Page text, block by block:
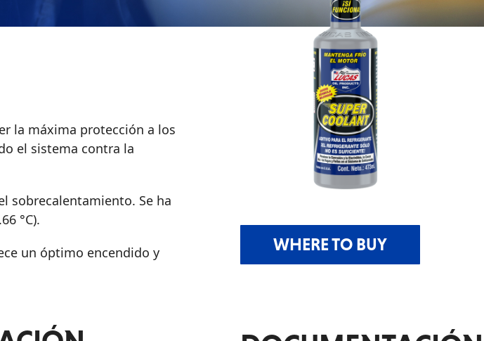
la máxima protección a los
el sistema contra la
sobrecalentamiento. Se ha
°C).
un óptimo encendido y
WHERE TO BUY